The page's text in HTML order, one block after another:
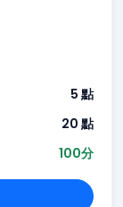
5 點
20 點
100分